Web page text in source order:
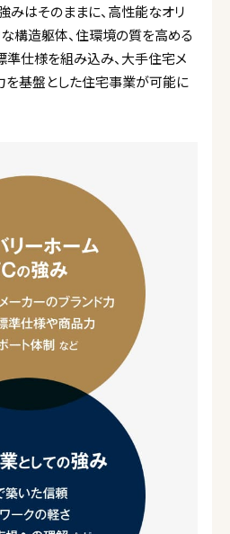
みはそのままに、高性能なオリ
構造躯体、住環境の質を高める
準仕様を組み込み、大手住宅メ
を基盤とした住宅事業が可能に